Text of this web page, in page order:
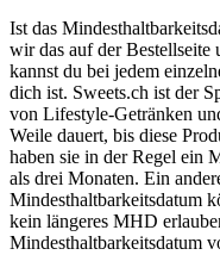
Ist das
wir das auf der Bestellseite
kannst du bei jedem
dich ist. Sweets.ch ist der
von Lifestyle-Getränken
Weile dauert, bis diese
haben sie in der Regel ein
als drei Monaten. Ein
Mindesthaltbarkeitsdatum
kein längeres MHD
Mindesthaltbarkeitsdatum